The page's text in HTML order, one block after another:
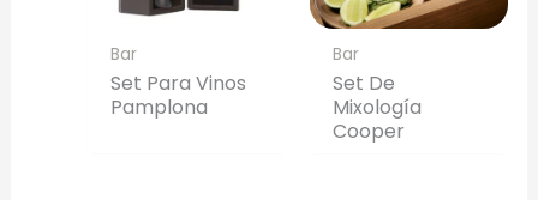
Bar
Set Para Vinos
Pamplona
Bar
Set De
Mixología
Cooper